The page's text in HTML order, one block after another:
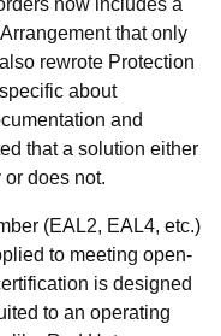
now includes a
that only
rewrote Protection
about
and
that a solution either
does not.
(EAL2, EAL4, etc.)
to meeting open-
is designed
to an operating